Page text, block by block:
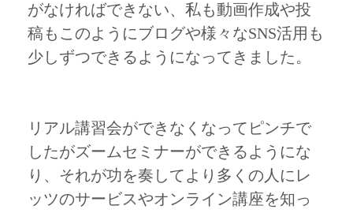
がなければできない、私も動画作成や投
稿もこのようにブログや様々なSNS活用も
少しずつできるようになってきました。
リアル講習会ができなくなってピンチで
したがズームセミナーができるようにな
り、それが功を奏してより多くの人にレ
ッツのサービスやオンライン講座を知っ